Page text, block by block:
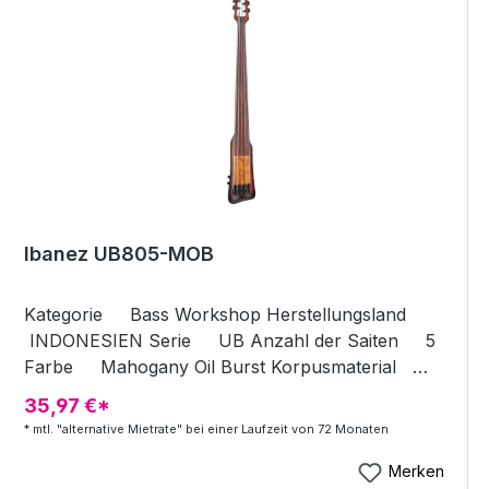
Ibanez UB805-MOB
Kategorie Bass Workshop Herstellungsland
INDONESIEN Serie UB Anzahl der Saiten 5
Farbe Mahogany Oil Burst Korpusmaterial
Ahorn Korpusflügel Korpus-Finish Satin
Polyurethane Solid Hollow Solid Komplette
Korpusbreite (mm) 150 Korpusdicke (mm) 65
35,97 €*
* mtl. "alternative Mietrate" bei einer Laufzeit von 72 Monaten
Merken